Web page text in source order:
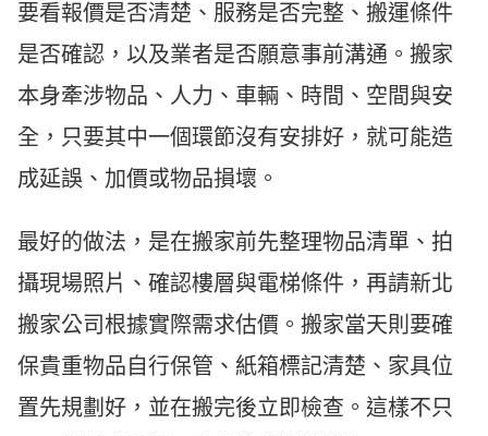
要看報價是否清楚、服務是否完整、搬運條件
是否確認，以及業者是否願意事前溝通。搬家
本身牽涉物品、人力、車輛、時間、空間與安
全，只要其中一個環節沒有安排好，就可能造
成延誤、加價或物品損壞。
最好的做法，是在搬家前先整理物品清單、拍
攝現場照片、確認樓層與電梯條件，再請新北
搬家公司根據實際需求估價。搬家當天則要確
保貴重物品自行保管、紙箱標記清楚、家具位
置先規劃好，並在搬完後立即檢查。這樣不只